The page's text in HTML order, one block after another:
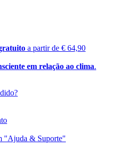
a partir de € 64,90
em relação ao clima.
"Ajuda & Suporte"